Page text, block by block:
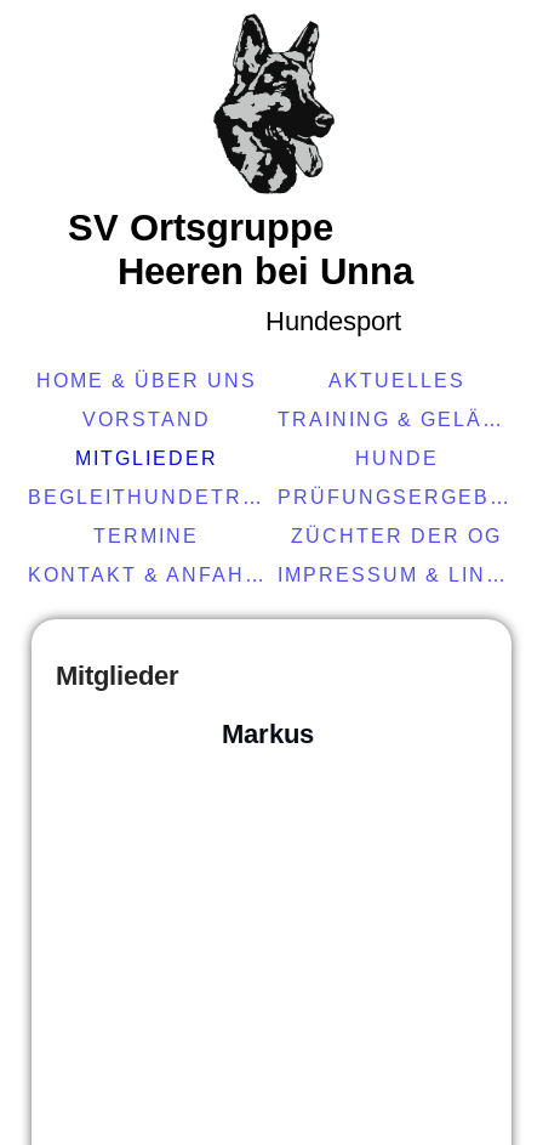
SV Ortsgruppe
Heeren bei Unna
Hundesport
HOME & ÜBER UNS
AKTUELLES
VORSTAND
TRAINING & GELÄNDE
MITGLIEDER
HUNDE
BEGLEITHUNDETRAINING
PRÜFUNGSERGEBNISSE
TERMINE
ZÜCHTER DER OG
KONTAKT & ANFAHRT
IMPRESSUM & LINKS
Mitglieder
Markus